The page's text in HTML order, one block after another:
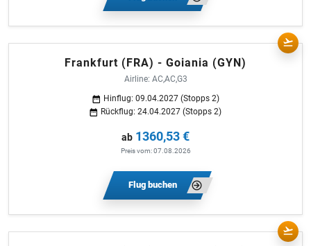
Frankfurt (FRA) - Goiania (GYN)
Airline: AC,AC,G3
Hinflug: 09.04.2027 (Stopps 2)
Rückflug: 24.04.2027 (Stopps 2)
ab 1360,53 €
Preis vom: 07.08.2026
Flug buchen